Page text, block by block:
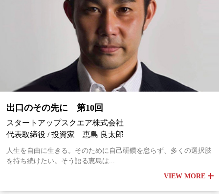
出口のその先に 第10回
スタートアップスクエア株式会社
代表取締役 / 投資家 恵島 良太郎
人生を自由に生きる。そのために自己研鑽を怠らず、多くの選択肢
を持ち続けたい。そう語る恵島は...
VIEW MORE